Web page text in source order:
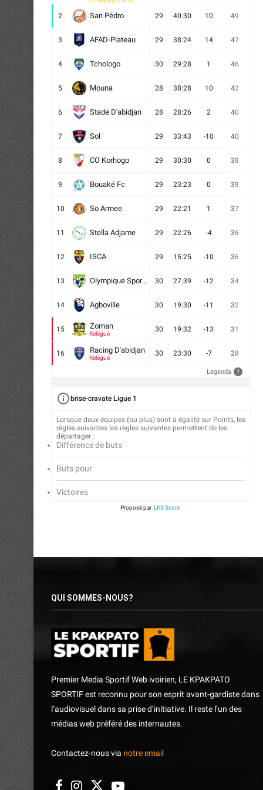
2 San Pédro 29 40:30 10 49
3 AFAD-Plateau 29 38:24 14 47
4 Tchologo 30 29:28 1 46
5 Mouna 28 38:28 10 42
6 Stade D'abidjan 28 28:26 2 40
7 Sol 29 33:43 -10 40
8 CO Korhogo 29 30:30 0 38
9 Bouaké Fc 29 23:23 0 38
10 So Armee 29 22:21 1 37
11 Stella Adjame 29 22:26 -4 36
12 ISCA 29 15:25 -10 36
13 Olympique Sport d'Abobo FC 30 27:39 -12 34
14 Agboville 30 19:30 -11 32
15 Zoman
Relégué
30 19:32 -13 31
16 Racing D'abidjan
Relégué
30 23:30 -7 28
Legenda ?
brise-cravate Ligue 1
Lorsque deux équipes (ou plus) sont à égalité sur Points, les
règles suivantes les règles suivantes permettent de les
départager :
Différence de buts
Buts pour
Victoires
Proposé par LKS Score
QUI SOMMES-NOUS?
Premier Media Sportif Web ivoirien, LE KPAKPATO
SPORTIF est reconnu pour son esprit avant-gardiste dans
l’audiovisuel dans sa prise d’initiative. Il reste l’un des
médias web préféré des internautes.
Contactez-nous via notre email